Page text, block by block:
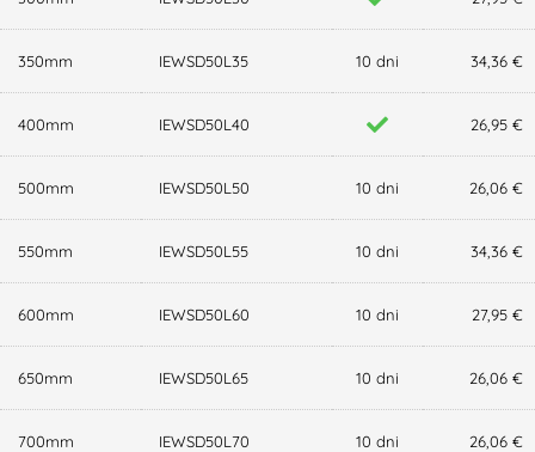
350mm IEWSD50L35 10 dni 34,36 €
400mm IEWSD50L40 26,95 €
500mm IEWSD50L50 10 dni 26,06 €
550mm IEWSD50L55 10 dni 34,36 €
600mm IEWSD50L60 10 dni 27,95 €
650mm IEWSD50L65 10 dni 26,06 €
700mm IEWSD50L70 10 dni 26,06 €